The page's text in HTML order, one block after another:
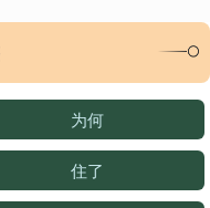
为何
住了